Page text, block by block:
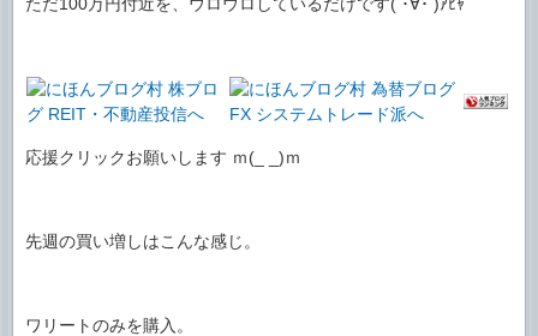
応援クリックお願いします ｍ(_ _)ｍ
先週の買い増しはこんな感じ。
ワリートのみを購入。